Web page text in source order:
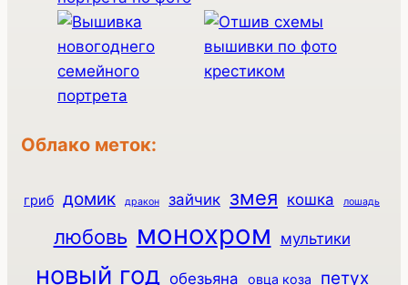
Облако меток:
гриб домик дракон зайчик змея кошка лошадь
любовь монохром мультики
новый год обезьяна овца коза петух